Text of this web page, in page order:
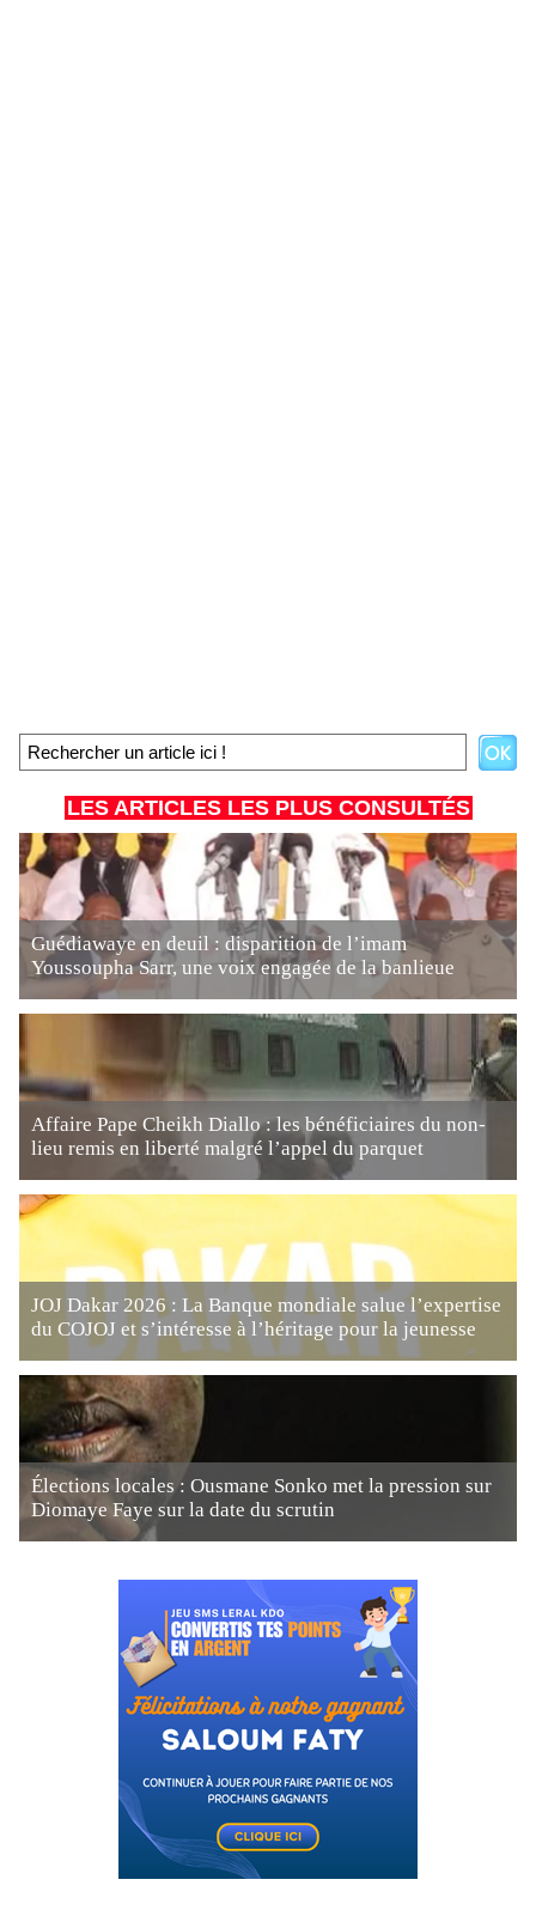
LES ARTICLES LES PLUS CONSULTÉS
Guédiawaye en deuil : disparition de l’imam
Youssoupha Sarr, une voix engagée de la banlieue
Affaire Pape Cheikh Diallo : les bénéficiaires du non-
lieu remis en liberté malgré l’appel du parquet
JOJ Dakar 2026 : La Banque mondiale salue l’expertise
du COJOJ et s’intéresse à l’héritage pour la jeunesse
Élections locales : Ousmane Sonko met la pression sur
Diomaye Faye sur la date du scrutin